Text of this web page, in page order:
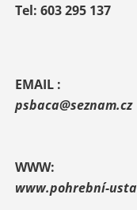
Tel: 603 295 137
EMAIL :
psbaca@seznam.cz
WWW:
www.pohrební-